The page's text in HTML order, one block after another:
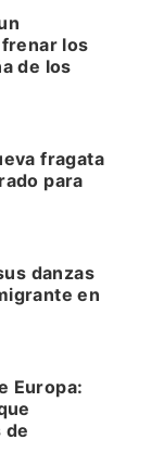
los
de los
fragata
para
danzas
en
Europa:
de